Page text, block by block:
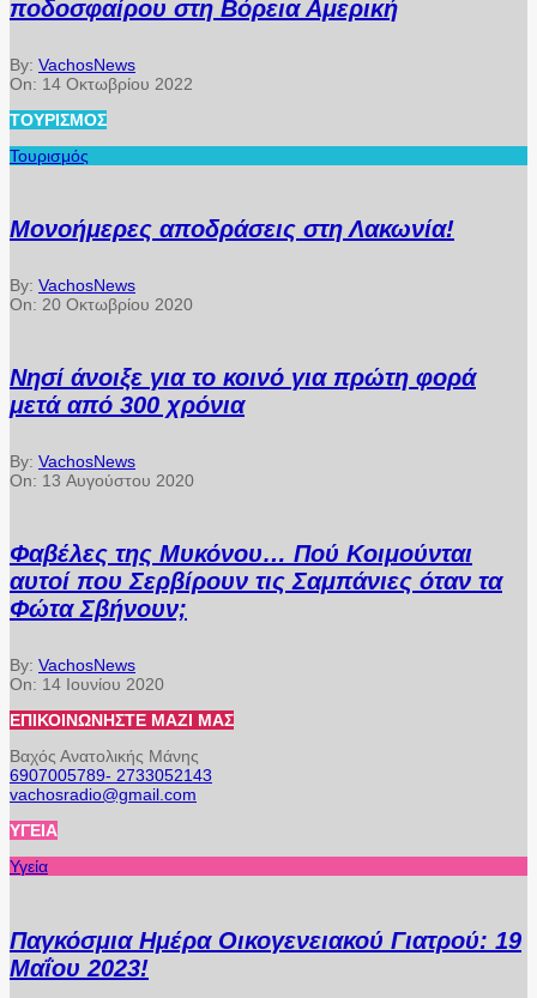
ποδοσφαίρου στη Βόρεια Αμερική
By: VachosNews
On: 14 Οκτωβρίου 2022
ΤΟΥΡΙΣΜΌΣ
Τουρισμός
Μονοήμερες αποδράσεις στη Λακωνία!
By: VachosNews
On: 20 Οκτωβρίου 2020
Νησί άνοιξε για το κοινό για πρώτη φορά
μετά από 300 χρόνια
By: VachosNews
On: 13 Αυγούστου 2020
Φαβέλες της Μυκόνου… Πού Κοιμούνται
αυτοί που Σερβίρουν τις Σαμπάνιες όταν τα
Φώτα Σβήνουν;
By: VachosNews
On: 14 Ιουνίου 2020
ΕΠΙΚΟΙΝΩΝΉΣΤΕ ΜΑΖΊ ΜΑΣ
Βαχός Ανατολικής Μάνης
6907005789- 2733052143
vachosradio@gmail.com
ΥΓΕΊΑ
Υγεία
Παγκόσμια Ημέρα Οικογενειακού Γιατρού: 19
Μαΐου 2023!